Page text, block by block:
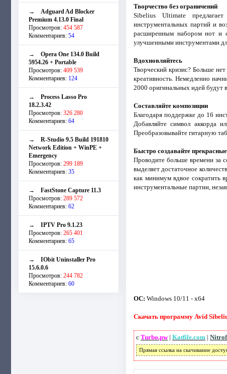
→ Adguard Ad Blocker
Premium 4.13.0 Final
Просмотров: 454 587
Комментариев: 54
→ Opera One 134.0 Build
5954.26 + Portable
Просмотров: 409 539
Комментариев: 124
→ Process Lasso Pro
18.2.3.42
Просмотров: 326 280
Комментариев: 64
→ R-Studio 9.5 Build 191810
Network Edition + WinPE +
Emergency
Просмотров: 299 189
Комментариев: 35
→ FastStone Capture 11.3
Просмотров: 289 572
Комментариев: 62
→ IPTV Pro 9.1.23
Просмотров: 265 401
Комментариев: 65
→ IObit Uninstaller Pro
15.6.0.6
Просмотров: 244 782
Комментариев: 60
Творчество без ограничений
Sibelius Ultimate
инструментальных партий и
расширенным набором нот и
улучшенными инструментами
Вдохновляйтесь
Творческий кризис? Больше
креативность. Немедленно
2000 оригинальных идей будут
Составляйте композиции
Благодаря поддержке до 16
Добавляйте символ аккорда
Преобразовывайте гитарную
Быстро создавайте
Проводите больше времени за
выделяет достаточное
как минимум вдвое сократить
инструментальные партии,
ОС: Windows 10/11 - x64
Скачать программу Avid
с Turbo.pw| Katfile.com |
Прямая ссылка на скачивание